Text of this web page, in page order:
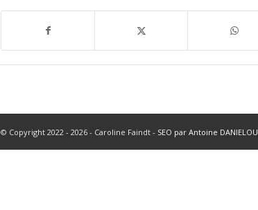
© Copyright 2022 - 2026 - Caroline Faindt - SEO par Antoine DANIELOU